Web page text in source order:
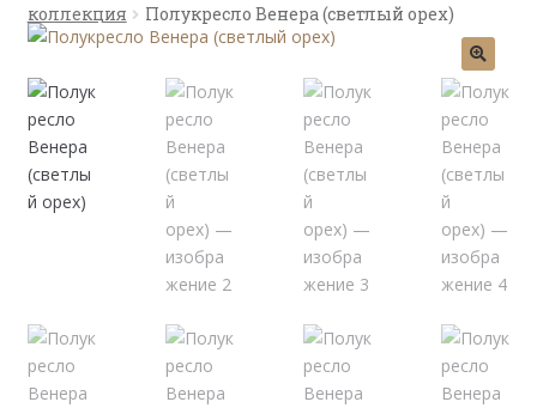
Все о ротанге
Ротанг оптом
Контакты
коллекция
Полукресло Венера (светлый орех)